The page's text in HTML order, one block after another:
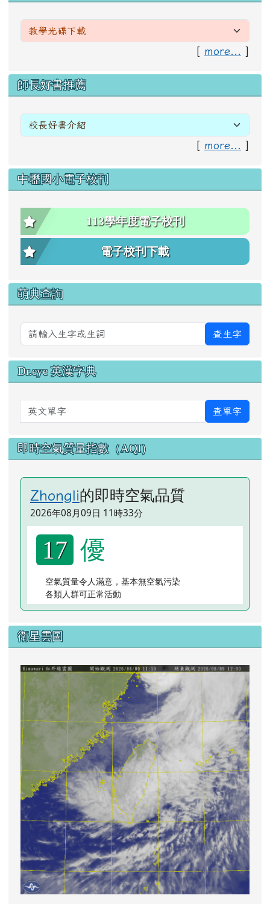
[ more... ]
右邊區域內容
師長好書推薦
[ more... ]
中壢國小電子校刊
113學年度電子校刊
電子校刊下載
萌典查詢
查生字
Dr.eye 英漢字典
英文單字 查單字
即時空氣質量指數（AQI）
Zhongli的即時空氣品質
2026年08月09日 11時33分
17 優
空氣質量令人滿意，基本無空氣污染
各類人群可正常活動
衛星雲圖
link